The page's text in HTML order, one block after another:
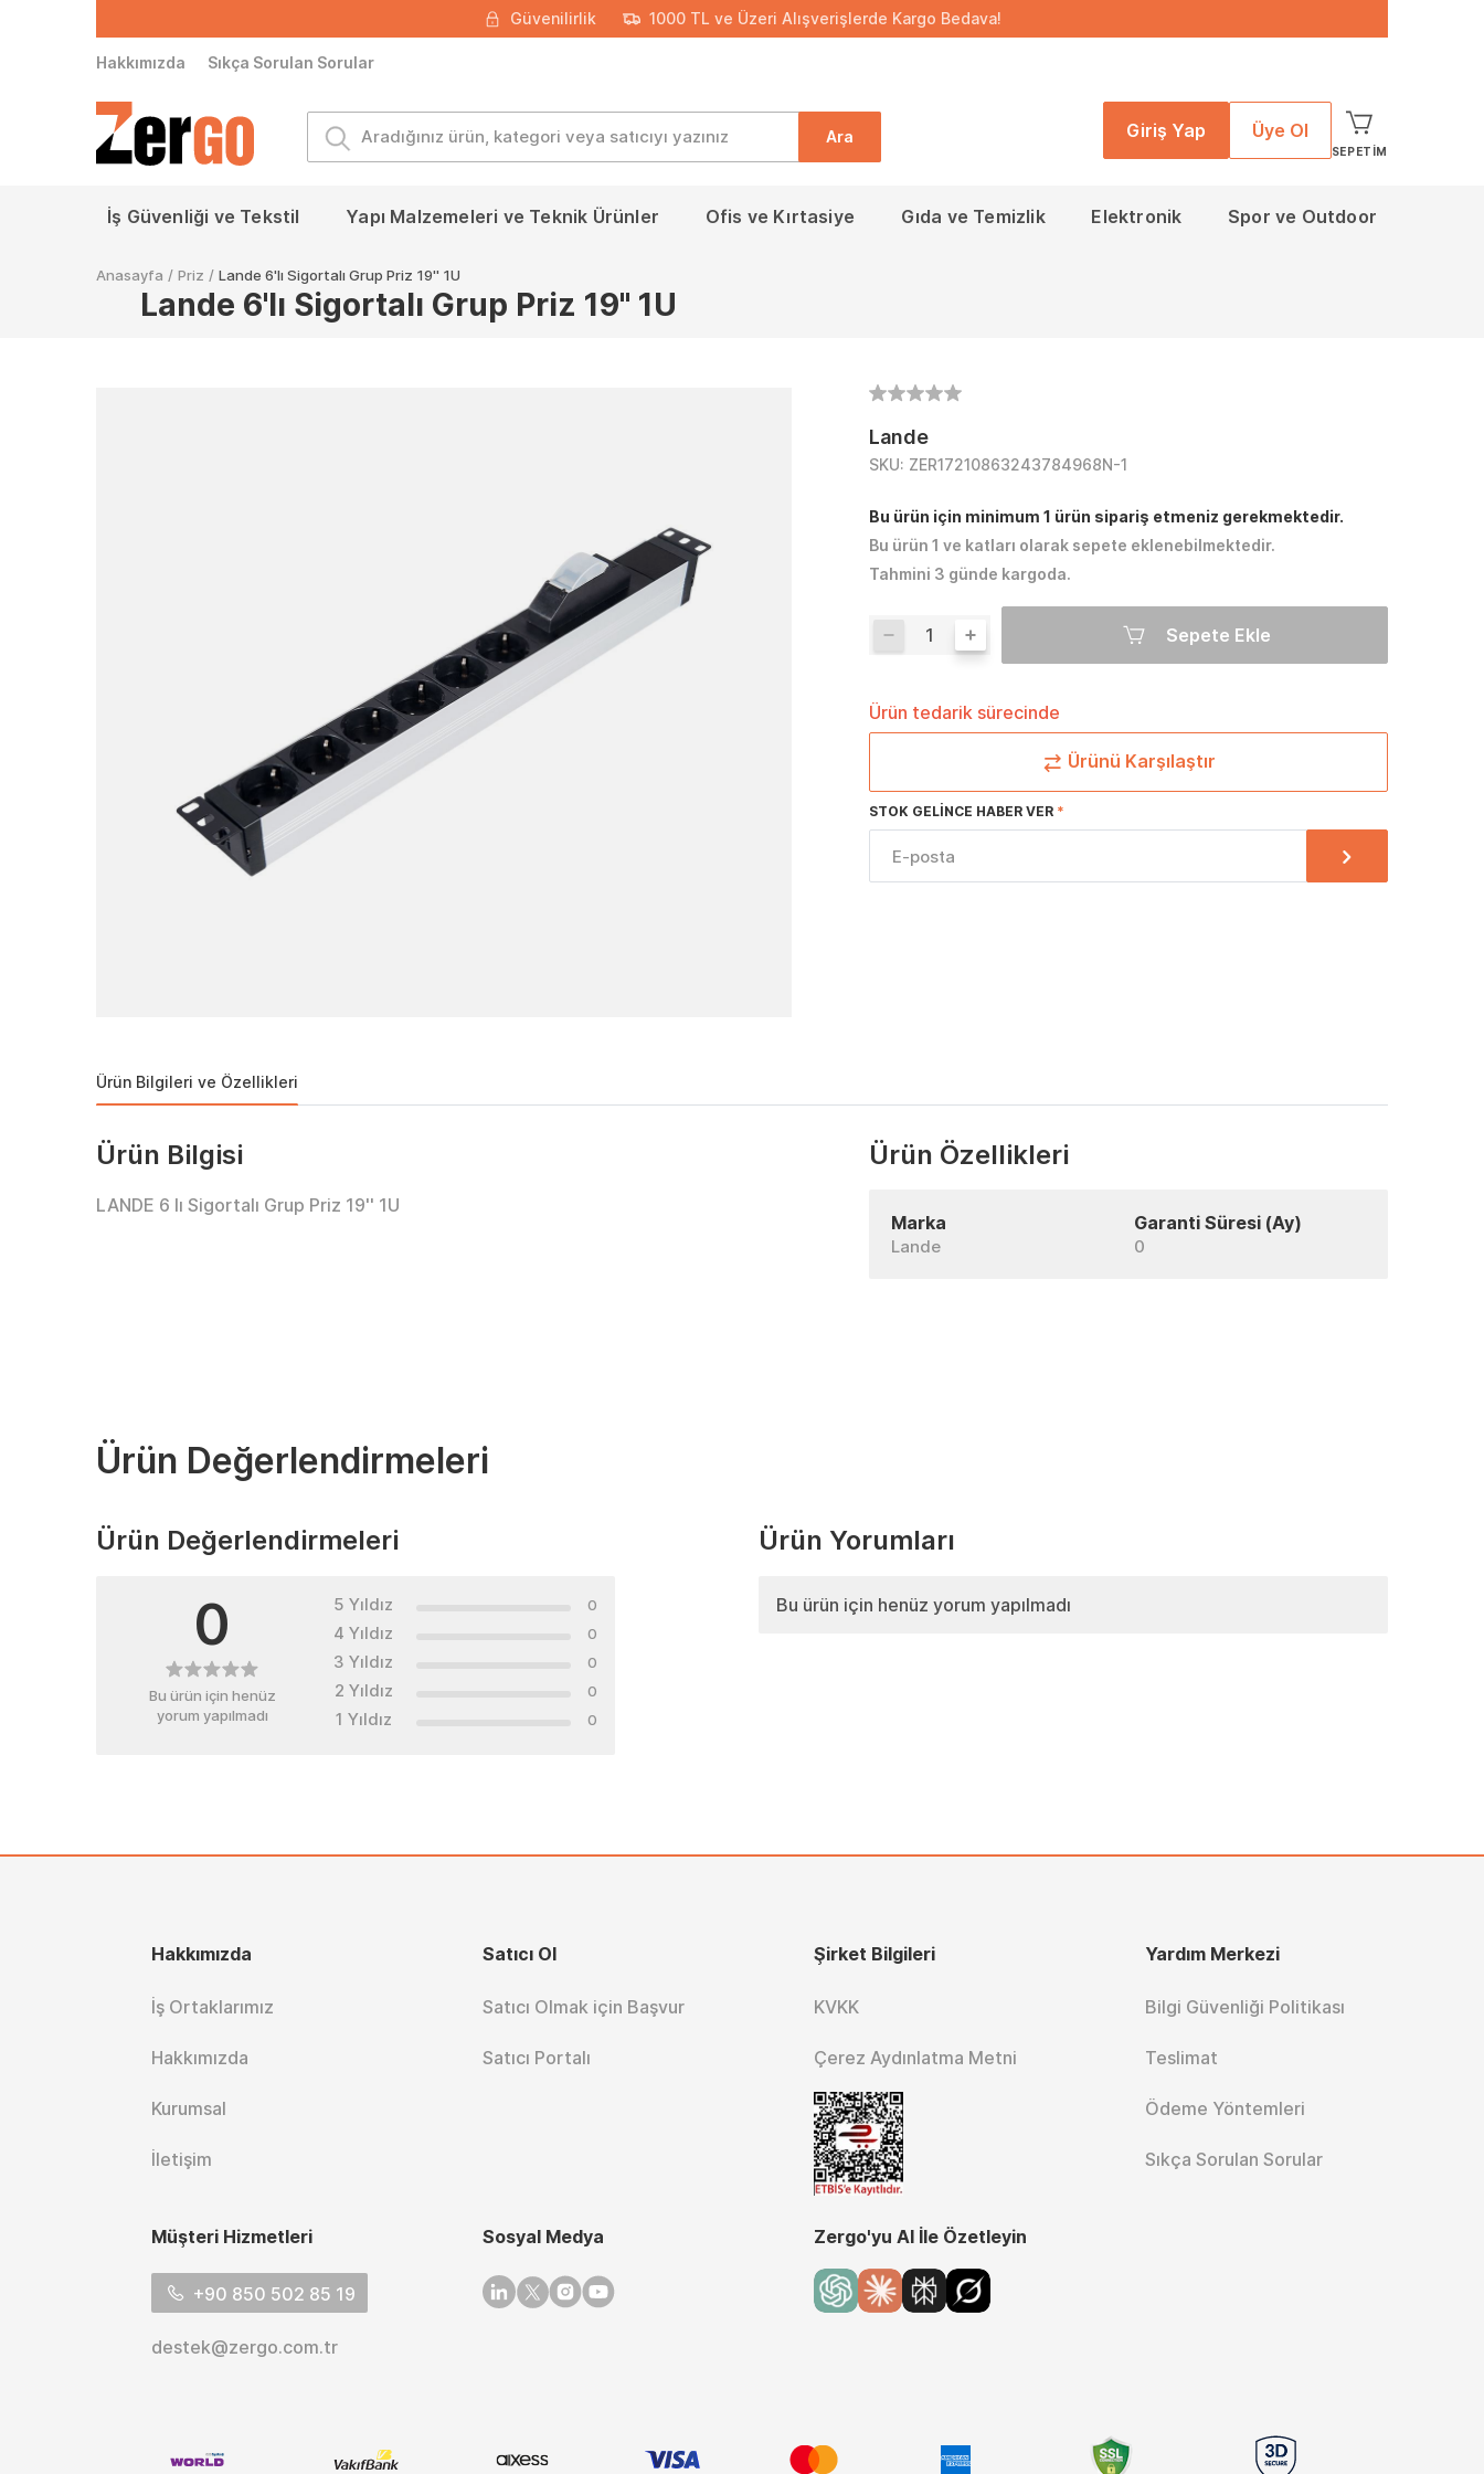
Güvenilirlik 1000 TL ve Üzeri Alışverişlerde Kargo Bedava!
Hakkımızda Sıkça Sorulan Sorular
Ara Giriş Yap Üye Ol
SEPETIM
İş Güvenliği ve Tekstil Yapı Malzemeleri ve Teknik Ürünler Ofis ve Kırtasiye Gıda ve Temizlik Elektronik Spor ve Outdoor
Anasayfa / Priz / Lande 6'lı Sigortalı Grup Priz 19'' 1U
Lande 6'lı Sigortalı Grup Priz 19'' 1U
Lande
SKU: ZER17210863243784968N-1
Bu ürün için minimum 1 ürün sipariş etmeniz gerekmektedir.
Bu ürün 1 ve katları olarak sepete eklenebilmektedir.
Tahmini 3 günde kargoda.
Sepete Ekle
Ürün tedarik sürecinde
Ürünü Karşılaştır
STOK GELINCE HABER VER
Ürün Bilgileri ve Özellikleri
Ürün Bilgisi
LANDE 6 lı Sigortalı Grup Priz 19'' 1U
Ürün Özellikleri
Marka
Lande
Garanti Süresi (Ay)
0
Ürün Değerlendirmeleri
Ürün Değerlendirmeleri
0
Bu ürün için henüz
yorum yapılmadı
5 Yıldız 0
4 Yıldız 0
3 Yıldız 0
2 Yıldız 0
1 Yıldız 0
Ürün Yorumları
Bu ürün için henüz yorum yapılmadı
Hakkımızda
İş Ortaklarımız
Hakkımızda
Kurumsal
İletişim
Satıcı Ol
Satıcı Olmak için Başvur
Satıcı Portalı
Şirket Bilgileri
KVKK
Çerez Aydınlatma Metni
Yardım Merkezi
Bilgi Güvenliği Politikası
Teslimat
Ödeme Yöntemleri
Sıkça Sorulan Sorular
Müşteri Hizmetleri
+90 850 502 85 19
destek@zergo.com.tr
Sosyal Medya
Linkedin
TwitterInstagram
Youtube
Zergo'yu AI İle Özetleyin